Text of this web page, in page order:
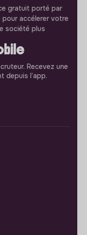
gratuit porté par
pour accélerer votre
société plus
Recevez une
depuis l’app.